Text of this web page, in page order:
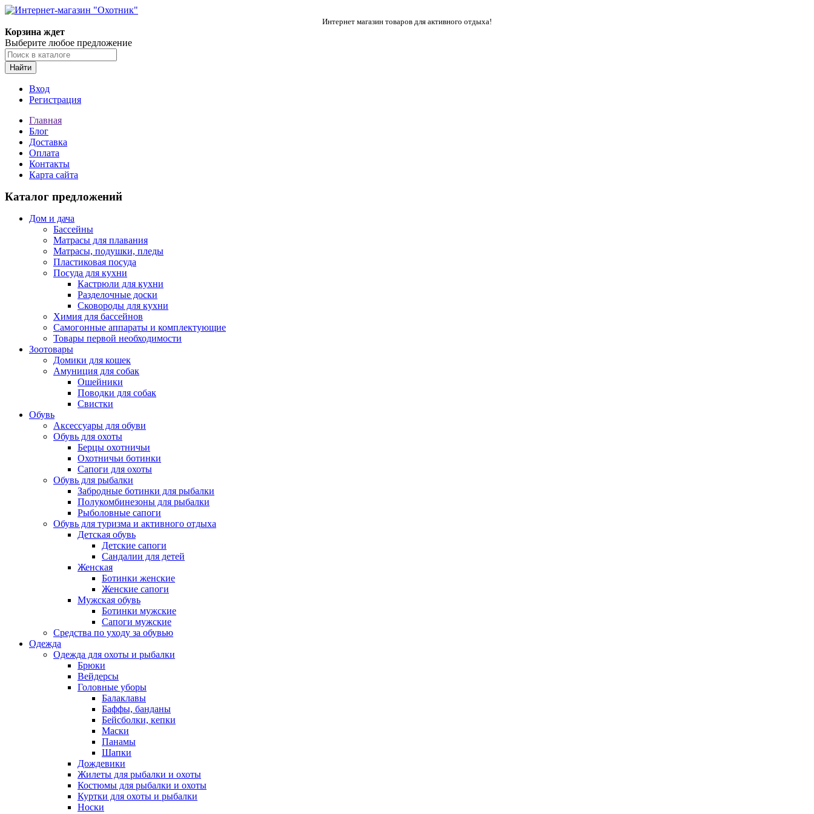
Интернет магазин товаров для активного отдыха!
Корзина ждет
Выберите любое предложение
Найти
Вход
Регистрация
Главная
Блог
Доставка
Оплата
Контакты
Карта сайта
Каталог предложений
Дом и дача
Бассейны
Матрасы для плавания
Матрасы, подушки, пледы
Пластиковая посуда
Посуда для кухни
Кастрюли для кухни
Разделочные доски
Сковороды для кухни
Химия для бассейнов
Самогонные аппараты и комплектующие
Товары первой необходимости
Зоотовары
Домики для кошек
Амуниция для собак
Ошейники
Поводки для собак
Свистки
Обувь
Аксессуары для обуви
Обувь для охоты
Берцы охотничьи
Охотничьи ботинки
Сапоги для охоты
Обувь для рыбалки
Забродные ботинки для рыбалки
Полукомбинезоны для рыбалки
Рыболовные сапоги
Обувь для туризма и активного отдыха
Детская обувь
Детские сапоги
Сандалии для детей
Женская
Ботинки женские
Женские сапоги
Мужская обувь
Ботинки мужские
Сапоги мужские
Средства по уходу за обувью
Одежда
Одежда для охоты и рыбалки
Брюки
Вейдерсы
Головные уборы
Балаклавы
Баффы, банданы
Бейсболки, кепки
Маски
Панамы
Шапки
Дождевики
Жилеты для рыбалки и охоты
Костюмы для рыбалки и охоты
Куртки для охоты и рыбалки
Носки